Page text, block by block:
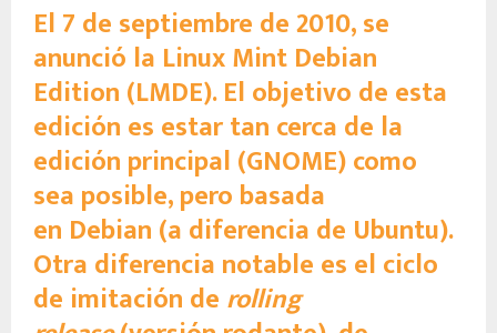
El 7 de septiembre de 2010, se
anunció la Linux Mint Debian
Edition (LMDE). El objetivo de esta
edición es estar tan cerca de la
edición principal (GNOME) como
sea posible, pero basada
en Debian (a diferencia de Ubuntu).
Otra diferencia notable es el ciclo
de imitación de rolling